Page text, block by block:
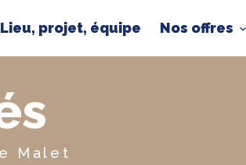
Lieu, projet, équipe Nos offres
Malet